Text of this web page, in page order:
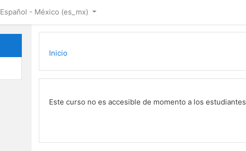
Español - México ‎(es_mx)‎
Inicio
Este curso no es accesible de momento a los estudiantes